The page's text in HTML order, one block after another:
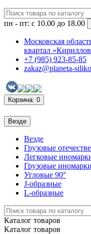
пн - пт: с 10.00 до 18.00
Московская
квартал
+7 (985) 923-85-85
zakaz@planeta-
Корзина: 0
Везде
Везде
Грузовые
Легковые
Грузовые иномарки
Угловые 90°
J-образные
L-образные
Каталог товаров
Каталог товаров